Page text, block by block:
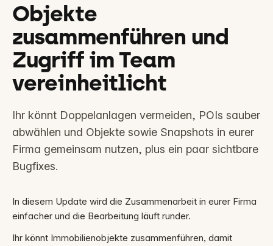
Objekte
zusammenführen und
Zugriff im Team
vereinheitlicht
Ihr könnt Doppelanlagen vermeiden, POIs sauber
abwählen und Objekte sowie Snapshots in eurer
Firma gemeinsam nutzen, plus ein paar sichtbare
Bugfixes.
In diesem Update wird die Zusammenarbeit in eurer Firma
einfacher und die Bearbeitung läuft runder.
Ihr könnt Immobilienobjekte zusammenführen, damit